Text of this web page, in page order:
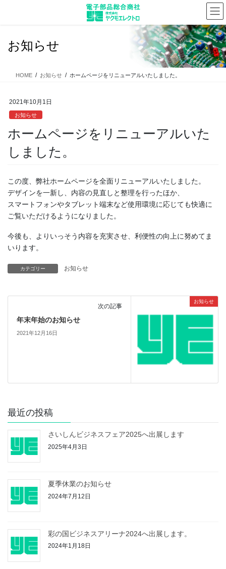
お知らせ
HOME お知らせ ホームページをリニューアルいたしました。
2021年10月1日
お知らせ
ホームページをリニューアルいた
しました。
この度、弊社ホームページを全面リニューアルいたしました。
デザインを一新し、内容の見直しと整理を行ったほか、
スマートフォンやタブレット端末など使用環境に応じても快適に
ご覧いただけるようになりました。
今後も、よりいっそう内容を充実させ、利便性の向上に努めてま
いります。
カテゴリー お知らせ
お知らせ
次の記事
年末年始のお知らせ
2021年12月16日
最近の投稿
さいしんビジネスフェア2025へ出展します
2025年4月3日
夏季休業のお知らせ
2024年7月12日
彩の国ビジネスアリーナ2024へ出展します。
2024年1月18日